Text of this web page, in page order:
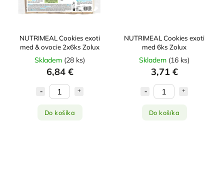
NUTRIMEAL Cookies exoti
med & ovocie 2x6ks Zolux
Skladem (28 ks)
6,84 €
Do košíka
NUTRIMEAL Cookies exoti
med 6ks Zolux
Skladem (16 ks)
3,71 €
Do košíka